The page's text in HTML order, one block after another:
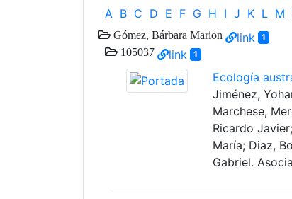
A B C D E F G H I J K L M
Gómez, Bárbara Marion link 1
105037 link 1
Ecología
Jiménez,
Marchese,
Ricardo
María; Diaz,
Gabriel.